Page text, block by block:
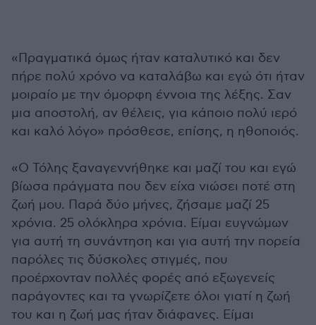
«Πραγματικά όμως ήταν καταλυτικό και δεν
πήρε πολύ χρόνο να καταλάβω και εγώ ότι ήταν
μοιραίο με την όμορφη έννοια της λέξης. Σαν
μια αποστολή, αν θέλεις, για κάποιο πολύ ιερό
και καλό λόγο» πρόσθεσε, επίσης, η ηθοποιός.
«Ο Τόλης ξαναγεννήθηκε και μαζί του και εγώ
βίωσα πράγματα που δεν είχα νιώσει ποτέ στη
ζωή μου. Παρά δύο μήνες, ζήσαμε μαζί 25
χρόνια. 25 ολόκληρα χρόνια. Είμαι ευγνώμων
για αυτή τη συνάντηση και για αυτή την πορεία
παρόλες τις δύσκολες στιγμές, που
προέρχονταν πολλές φορές από εξωγενείς
παράγοντες και τα γνωρίζετε όλοι γιατί η ζωή
του και η ζωή μας ήταν διάφανες. Είμαι